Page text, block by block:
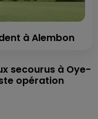
à Alembon
secourus à Oye-
opération